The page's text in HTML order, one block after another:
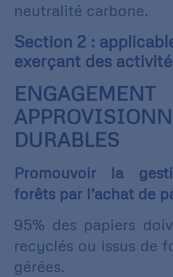
neutralité carbone.
Section 2 :
exerçant des
DURABLES
Promouvoir la
forêts par l’achat de
95% des papiers
recyclés ou issus de
gérées.